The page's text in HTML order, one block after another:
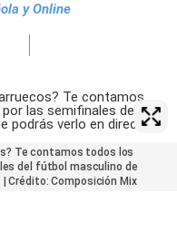
y Online
Te contamos todos los
del fútbol masculino de
Crédito: Composición Mix